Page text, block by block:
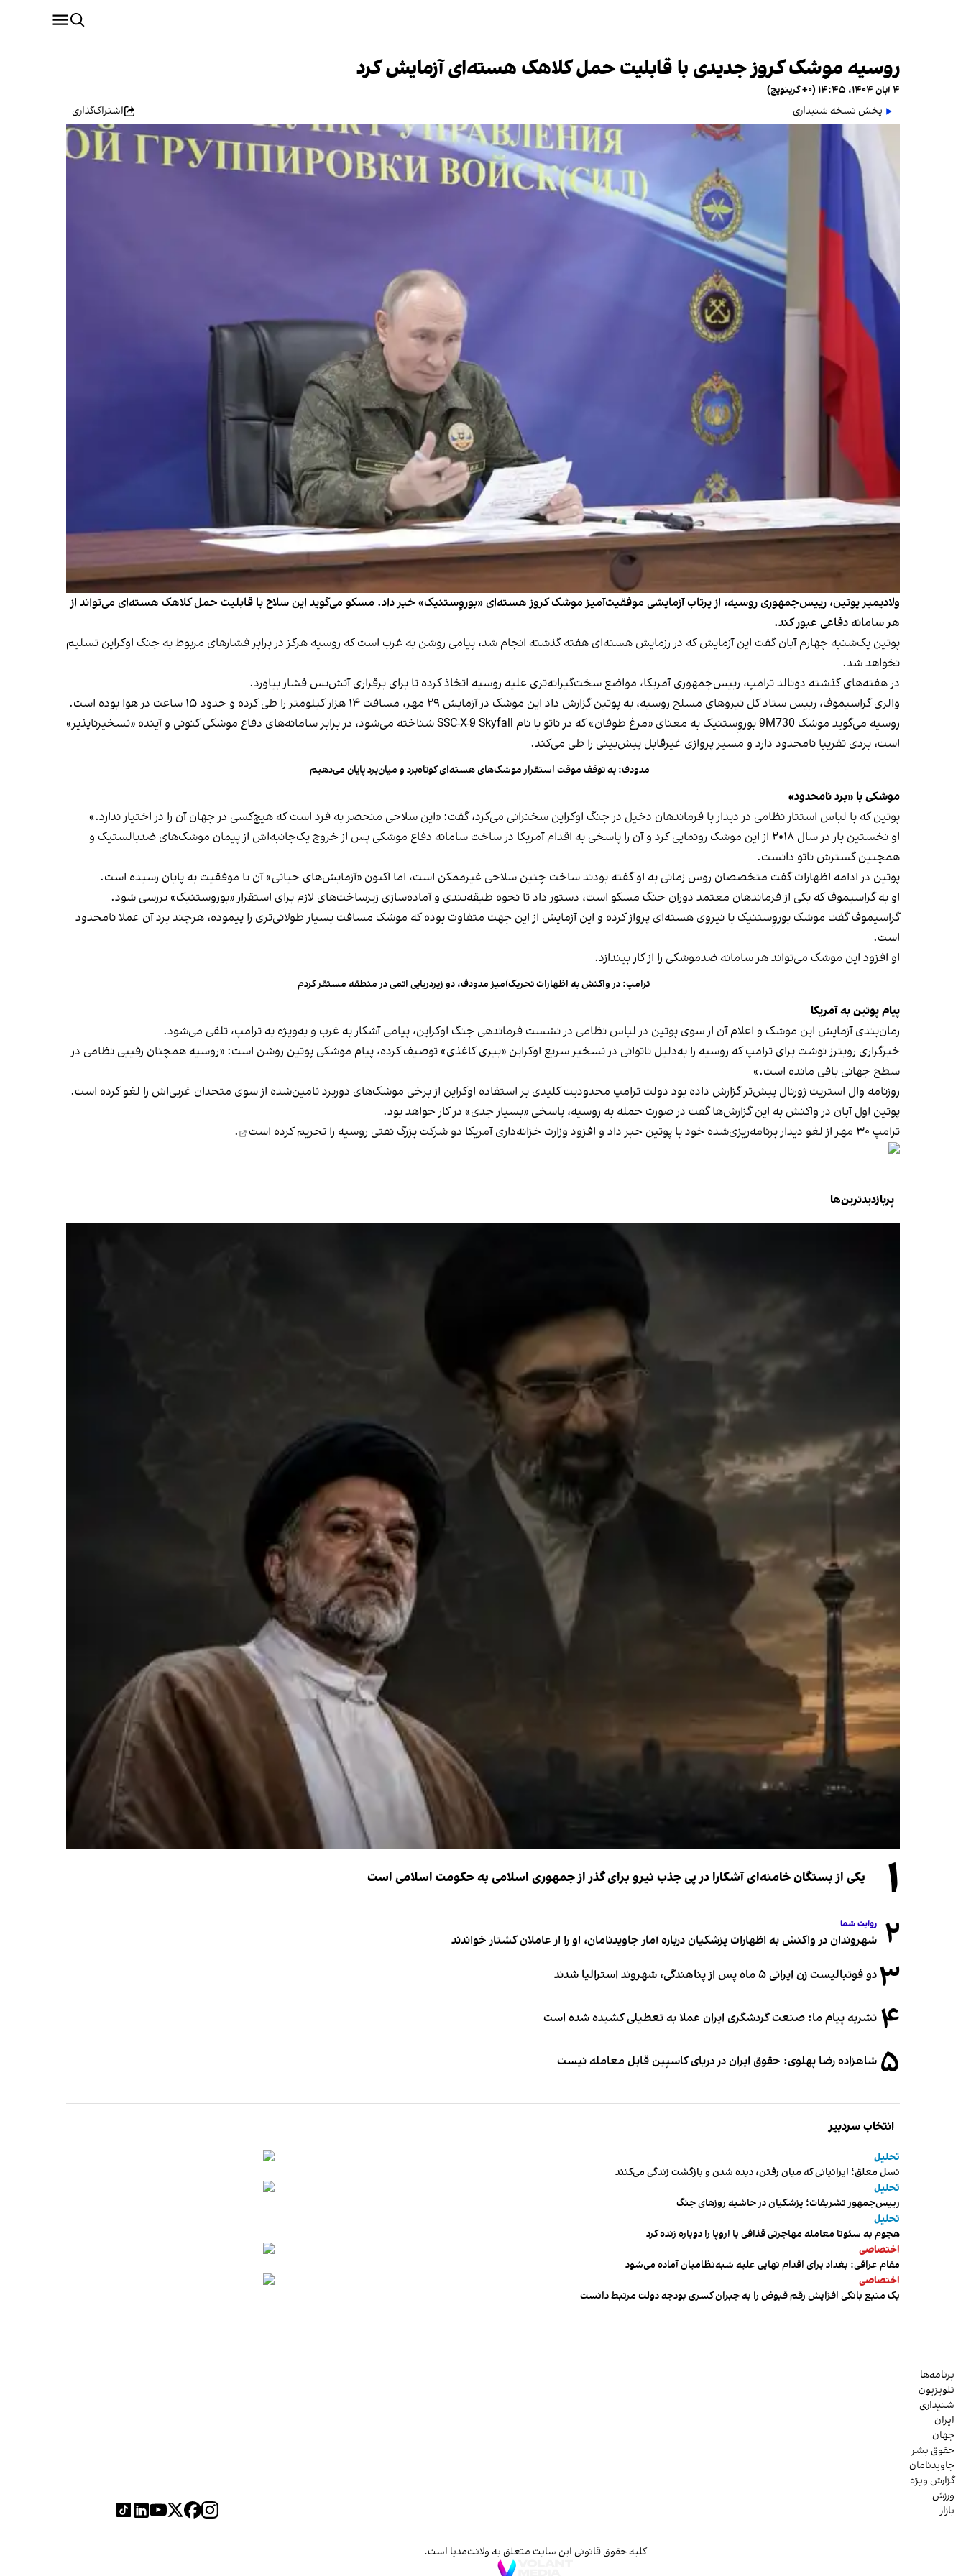
روسیه موشک کروز جدیدی با قابلیت حمل کلاهک هسته‌ای آزمایش کرد
۴ آبان ۱۴۰۴، ۱۴:۴۵ (‎+۰ گرینویچ)
پخش نسخه شنیداری
اشتراک‌گذاری
ولادیمیر پوتین، رییس‌جمهوری روسیه، از پرتاب آزمایشی موفقیت‌آمیز موشک کروز هسته‌ای «بوروِستنیک» خبر داد. مسکو می‌گوید این سلاح با قابلیت حمل کلاهک هسته‌ای می‌تواند از
هر سامانه دفاعی عبور کند.
پوتین یک‌شنبه چهارم آبان گفت این آزمایش که در رزمایش هسته‌ای هفته گذشته انجام شد، پیامی روشن به غرب است ‌که روسیه هرگز در برابر فشارهای مربوط به جنگ اوکراین تسلیم
نخواهد شد.
در هفته‌های گذشته دونالد ترامپ، رییس‌جمهوری آمریکا، مواضع سخت‌گیرانه‌تری علیه روسیه اتخاذ کرده تا برای برقراری آتش‌بس فشار بیاورد.
والری گراسیموف، رییس ستاد کل نیروهای مسلح روسیه، به پوتین گزارش داد این موشک در آزمایش ۲۹ مهر، مسافت ۱۴ هزار کیلومتر را طی کرده و حدود ۱۵ ساعت در هوا بوده است.
روسیه می‌گوید موشک 9M730 بوروِستنیک به معنای «مرغ طوفان» که در ناتو با نام SSC-X-9 Skyfall شناخته می‌شود، در برابر سامانه‌های دفاع موشکی کنونی و آینده «تسخیرناپذیر»
است، بردی تقریبا نامحدود دارد و مسیر پروازی غیرقابل پیش‌بینی را طی می‌کند.
مدودف: به توقف موقت استقرار موشک‌های هسته‌ای کوتاه‌برد و میان‌برد پایان می‌دهیم
موشکی با «برد نامحدود»
پوتین که با لباس استتار نظامی در دیدار با فرماندهان دخیل در جنگ اوکراین سخنرانی می‌کرد، گفت: «این سلاحی منحصر به ‌فرد است که هیچ‌کسی در جهان آن را در اختیار ندارد.»
او نخستین‌ بار در سال ۲۰۱۸ از این موشک رونمایی کرد و آن را پاسخی به اقدام آمریکا در ساخت سامانه دفاع موشکی پس از خروج یک‌جانبه‌اش از پیمان موشک‌های ضدبالستیک و
همچنین گسترش ناتو دانست.
پوتین در ادامه اظهارات گفت متخصصان روس زمانی به او گفته بودند ساخت چنین سلاحی غیرممکن است، اما اکنون «آزمایش‌های حیاتی» آن با موفقیت به پایان رسیده است.
او به گراسیموف که یکی از فرماندهان معتمد دوران جنگ مسکو است، دستور داد تا نحوه طبقه‌بندی و آماده‌سازی زیرساخت‌های لازم برای استقرار «بوروِستنیک» بررسی شود.
گراسیموف گفت موشک بوروِستنیک با نیروی هسته‌ای پرواز کرده و این آزمایش از این جهت متفاوت بوده که موشک مسافت بسیار طولانی‌تری را پیموده، هرچند برد آن عملا نامحدود
است.
او افزود این موشک می‌تواند هر سامانه ضدموشکی را از کار بیندازد.
ترامپ: در واکنش به اظهارات تحریک‌آمیز مدودف، دو زیردریایی اتمی در منطقه مستقر کردم
پیام پوتین به آمریکا
زمان‌بندی آزمایش این موشک و اعلام آن از سوی پوتین در لباس نظامی در نشست فرماندهی جنگ اوکراین، پیامی آشکار به غرب و به‌ویژه به ترامپ، تلقی می‌شود.
خبرگزاری رویترز نوشت برای ترامپ که روسیه را به‌دلیل ناتوانی در تسخیر سریع اوکراین «ببری کاغذی» توصیف کرده، پیام موشکی پوتین روشن است: «روسیه همچنان رقیبی نظامی در
سطح جهانی باقی مانده است.»
روزنامه وال استریت ژورنال پیش‌تر گزارش داده بود دولت ترامپ محدودیت کلیدی بر استفاده اوکراین از برخی موشک‌های دوربرد تامین‌شده از سوی متحدان غربی‌اش را لغو کرده است.
پوتین اول آبان در واکنش به این گزارش‌ها گفت در صورت حمله به روسیه، پاسخی «بسیار جدی» در کار خواهد بود.
ترامپ ۳۰ مهر از لغو دیدار برنامه‌ریزی‌شده خود با پوتین خبر داد و افزود وزارت خزانه‌داری آمریکا دو شرکت بزرگ نفتی روسیه را
تحریم کرده است .
پربازدیدترین‌ها
۱ یکی از بستگان خامنه‌ای آشکارا در پی جذب نیرو برای گذر از جمهوری اسلامی به حکومت اسلامی است
۲ روایت شما
شهروندان در واکنش به اظهارات پزشکیان درباره آمار جاویدنامان، او را از عاملان کشتار خواندند
۳دو فوتبالیست زن ایرانی ۵ ماه پس از پناهندگی، شهروند استرالیا شدند
۴ نشریه پیام ما: صنعت گردشگری ایران عملا به تعطیلی کشیده شده است
۵ شاهزاده رضا پهلوی: حقوق ایران در دریای کاسپین قابل معامله نیست
انتخاب سردبیر
تحلیل
نسل معلق؛ ایرانیانی که میان رفتن، دیده شدن و بازگشت زندگی می‌کنند
تحلیل
رییس‌جمهور تشریفات؛ پزشکیان در حاشیه روزهای جنگ
تحلیل
هجوم به سئوتا معامله مهاجرتی قذافی با اروپا را دوباره زنده کرد
اختصاصی
مقام عراقی: بغداد برای اقدام نهایی علیه شبه‌نظامیان آماده می‌شود
اختصاصی
یک منبع بانکی افزایش رقم قبوض را به جبران کسری بودجه دولت مرتبط دانست
برنامه‌ها
تلویزیون
شنیداری
ایران
جهان
حقوق بشر
جاویدنامان
گزارش ویژه
ورزش
بازار
کلیه حقوق قانونی این سایت متعلق به ولانت‌مدیا است.